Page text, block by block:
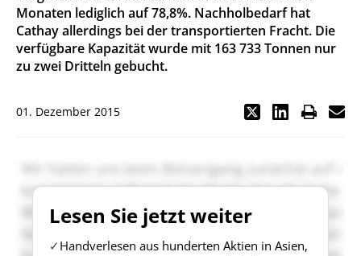
Monaten lediglich auf 78,8%. Nachholbedarf hat
Cathay allerdings bei der transportierten Fracht. Die
verfügbare Kapazität wurde mit 163 733 Tonnen nur
zu zwei Dritteln gebucht.
01. Dezember 2015
Lesen Sie jetzt weiter
Handverlesen aus hunderten Aktien in Asien,